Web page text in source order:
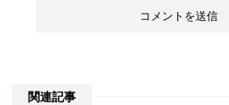
関連記事